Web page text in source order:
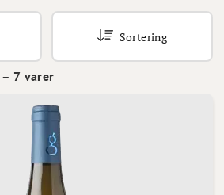
– 7 varer
Sortering